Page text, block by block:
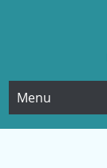
Menu